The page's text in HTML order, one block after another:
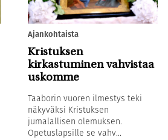
Ajankohtaista
Kristuksen
kirkastuminen vahvistaa
uskomme
Taaborin vuoren ilmestys teki
näkyväksi Kristuksen
jumalallisen olemuksen.
Opetuslapsille se vahv...